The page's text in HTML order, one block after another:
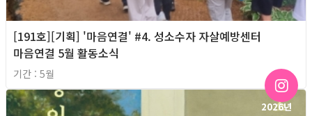
[191호][기획] '마음연결' #4. 성소수자 자살예방센터
마음연결 5월 활동소식
기간 : 5월
2026년